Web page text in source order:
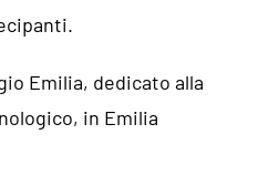
Emilia, dedicato alla
in Emilia